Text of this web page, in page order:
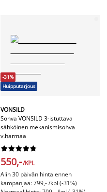
-31%
Huipputarjous
VONSILD
Sohva VONSILD 3-istuttava
sähköinen mekanismisohva
v.harmaa






550,-/KPL
Alin 30 päivän hinta ennen
kampanjaa: 799,- /kpl (-31%)